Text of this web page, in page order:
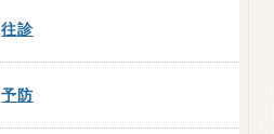
往診
予防